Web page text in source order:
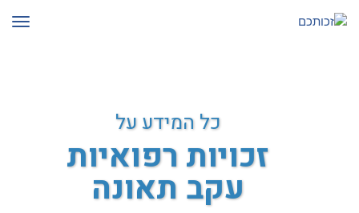
כל המידע על
זכויות רפואיות
עקב תאונה